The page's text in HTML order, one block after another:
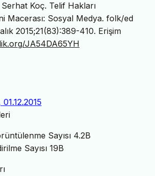
Koç. Telif Hakları
Macerası: Sosyal Medya. folk/ed
2015;21(83):389-410. Erişim
JA54DA65YH
Sayısı 4.2B
Sayısı 19B